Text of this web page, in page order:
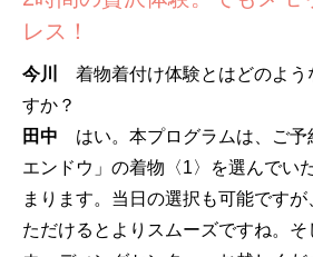
レス！
今川
着物着付け体験とはどのよう
すか？
田中 はい。本プログラムは、ご予
エンドウ」の着物〈1〉を選んでい
まります。当日の選択も可能です
ただけるとよりスムーズですね。